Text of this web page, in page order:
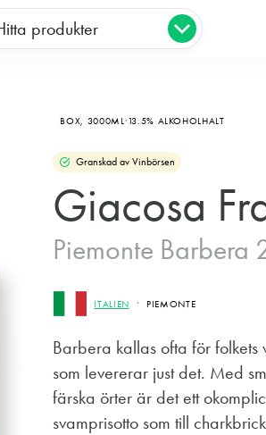
produkter
BOX, 3000ML 13.5% ALKOHOLHALT
Granskad av Vinbörsen
Giacosa
Piemonte Barbera
ITALIEN PIEMONTE
Barbera kallas ofta för folkets
som levererar just det. Med
färska örter är det ett
svamprisotto som till